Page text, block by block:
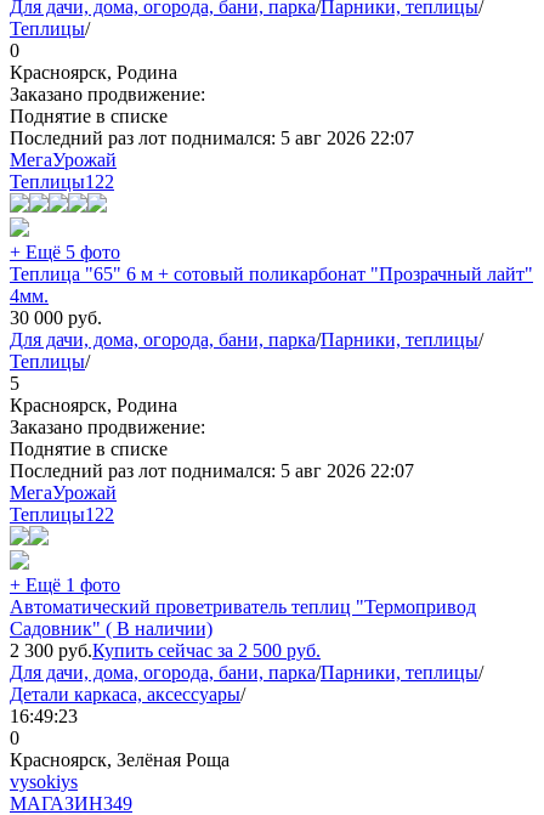
Для дачи, дома, огорода, бани, парка/Парники, теплицы/
Теплицы/
0
Красноярск, Родина
Заказано продвижение:
Поднятие в списке
Последний раз лот поднимался: 5 авг 2026 22:07
МегаУрожай
Теплицы122
+ Ещё 5 фото
Теплица "65" 6 м + сотовый поликарбонат "Прозрачный лайт"
4мм.
30 000 руб.
Для дачи, дома, огорода, бани, парка/Парники, теплицы/
Теплицы/
5
Красноярск, Родина
Заказано продвижение:
Поднятие в списке
Последний раз лот поднимался: 5 авг 2026 22:07
МегаУрожай
Теплицы122
+ Ещё 1 фото
Автоматический проветриватель теплиц "Термопривод
Садовник" ( В наличии)
2 300 руб.Купить сейчас за 2 500 руб.
Для дачи, дома, огорода, бани, парка/Парники, теплицы/
Детали каркаса, аксессуары/
16:49:23
0
Красноярск, Зелёная Роща
vysokiys
МАГАЗИН349